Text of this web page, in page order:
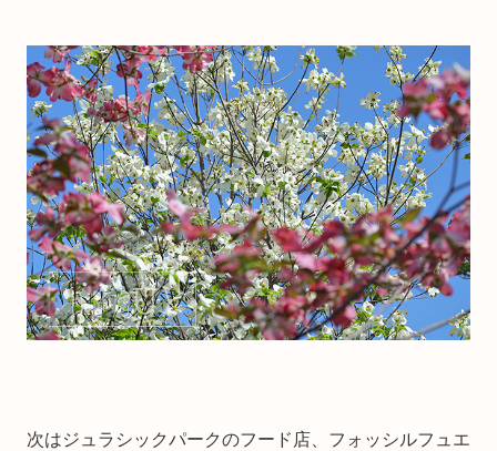
次はジュラシックパークのフード店、フォッシルフュエ